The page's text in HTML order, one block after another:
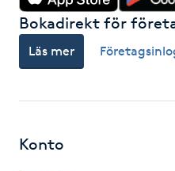
Kinesisk medicin
Kiropraktik
Klangmassage
Klippning
Bokadirekt för
Läs mer
Konto